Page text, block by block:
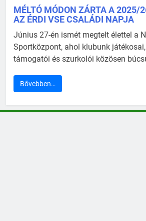
MÉLTÓ MÓDON ZÁRTA A 2025/
AZ ÉRDI VSE CSALÁDI NAPJA
Június 27-én ismét megtelt élettel a
Sportközpont, ahol klubunk
támogatói és szurkolói közösen
Bővebben…